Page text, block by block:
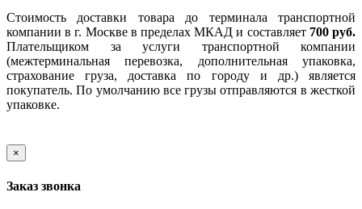
Стоимость доставки товара до терминала транспортной
компании в г. Москве в пределах МКАД и составляет 700 руб.
Плательщиком за услуги транспортной компании
(межтерминальная перевозка, дополнительная упаковка,
страхование груза, доставка по городу и др.) является
покупатель. По умолчанию все грузы отправляются в жесткой
упаковке.
×
Заказ звонка